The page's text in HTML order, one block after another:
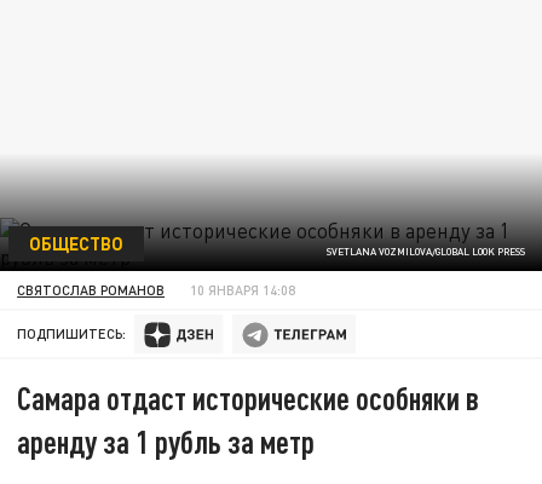
SVETLANA VOZMILOVA/GLOBAL LOOK PRESS
ОБЩЕСТВО
СВЯТОСЛАВ РОМАНОВ 10 ЯНВАРЯ 14:08
ПОДПИШИТЕСЬ:
Самара отдаст исторические особняки в
аренду за 1 рубль за метр